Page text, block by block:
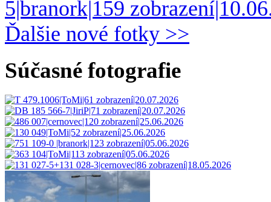
Ďalšie nové fotky >>
Súčasné fotografie